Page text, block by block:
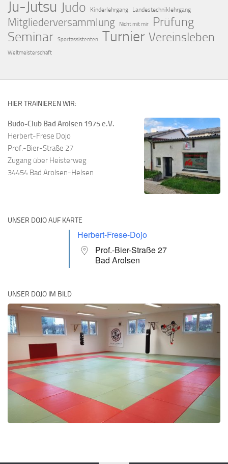
Ju-Jutsu Judo Kinderlehrgang Landestechniklehrgang
Mitgliederversammlung Nicht mit mir Prüfung
Seminar Sportassistenten Turnier Vereinsleben
Weltmeisterschaft
HIER TRAINIEREN WIR:
Budo-Club Bad Arolsen 1975 e.V.
Herbert-Frese Dojo
Prof.-Bier-Straße 27
Zugang über Heisterweg
34454 Bad Arolsen-Helsen
UNSER DOJO AUF KARTE
Herbert-Frese-Dojo
Prof.-Bier-Straße 27
Bad Arolsen
UNSER DOJO IM BILD